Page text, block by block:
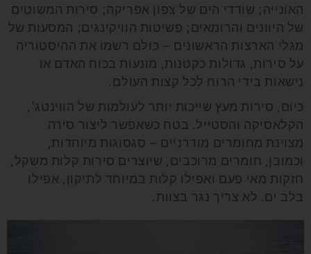
האונייה; שודדי הים של צפון אפריקה; סירות המשוטים
של היוונים והרומאים; פשיטות הוויקינגים; המסעות של
מגלי הארצות הראשונים – כולם רשמו את ההיסטוריה
על סירות, גדולות כקטנות, מונעות בכוח האדם או
נישאות בידי הרוח לכל קצות העולם.
כיום, סירות מעץ שייכות יותר לעולמות של הווינטג',
הקלאסיקה והסטייל. בטח כשאפשר ליצור סירה
מצוינת מחומרים מודרניים – סגסוגות מיוחדות,
וכמובן, חומרים מרוכבים, שיוצרים סירות קלות משקל,
חזקות מאי פעם ואפילו קלות במיוחד לתיקון, אפילו
בלב ים. לא צריך נגר בצוות.